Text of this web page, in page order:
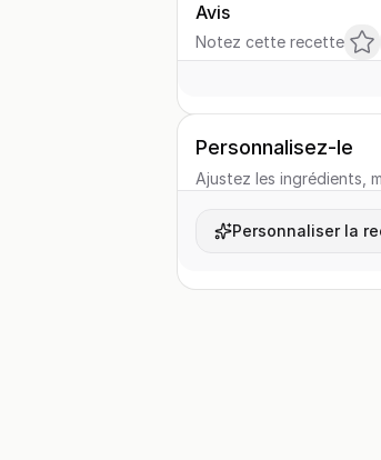
Avis
Notez cette recette
Personnalisez-le
Ajustez les ingrédients,
Personnaliser la